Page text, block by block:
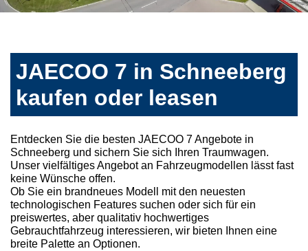
JAECOO 7 in Schneeberg
kaufen oder leasen
Entdecken Sie die besten JAECOO 7 Angebote in
Schneeberg und sichern Sie sich Ihren Traumwagen.
Unser vielfältiges Angebot an Fahrzeugmodellen lässt fast
keine Wünsche offen.
Ob Sie ein brandneues Modell mit den neuesten
technologischen Features suchen oder sich für ein
preiswertes, aber qualitativ hochwertiges
Gebrauchtfahrzeug interessieren, wir bieten Ihnen eine
breite Palette an Optionen.